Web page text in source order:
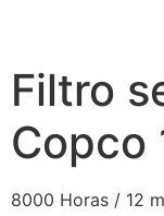
Filtro
Copco
8000 Horas / 12